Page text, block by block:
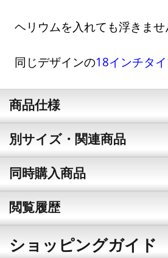
ヘリウムを入れても浮きませ
同じデザインの18インチタ
商品仕様
別サイズ・関連商品
同時購入商品
閲覧履歴
ショッピングガイド